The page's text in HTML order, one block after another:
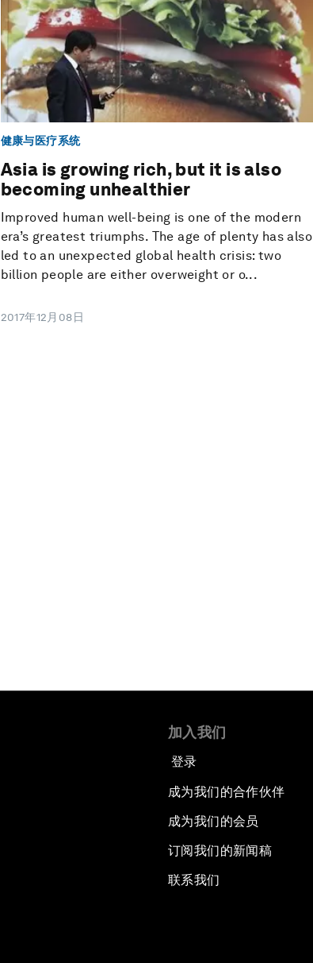
健康与医疗系统
Asia is growing rich, but it is also
becoming unhealthier
Improved human well-being is one of the modern
era’s greatest triumphs. The age of plenty has also
led to an unexpected global health crisis: two
billion people are either overweight or o...
2017年12月08日
加入我们
登录
成为我们的合作伙伴
成为我们的会员
订阅我们的新闻稿
联系我们